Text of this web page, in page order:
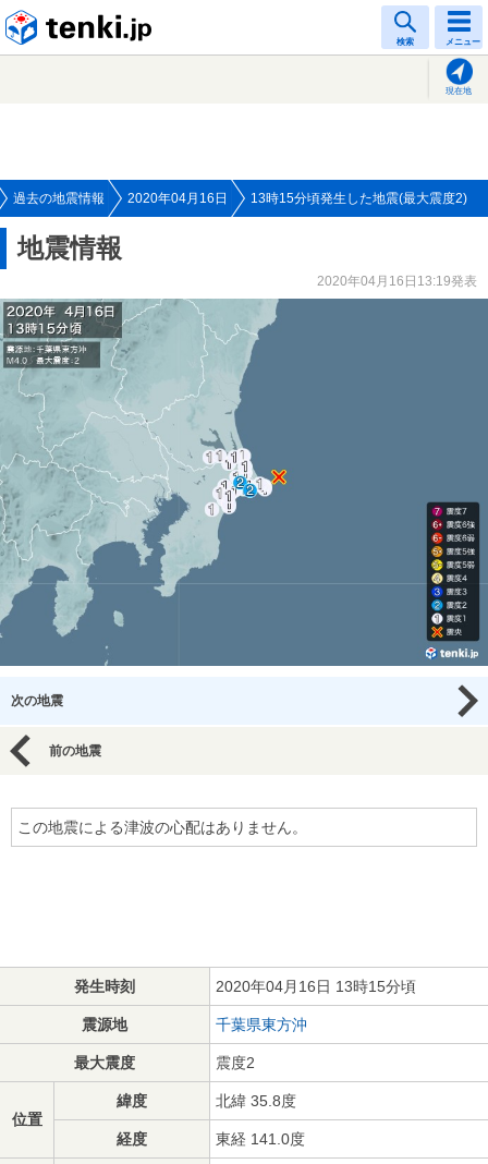
検索 メニュー
現在地
過去の地震情報 2020年04月16日 13時15分頃発生した地震(最大震度2)
地震情報
2020年04月16日13:19発表
次の地震
前の地震
この地震による津波の心配はありません。
発生時刻 2020年04月16日 13時15分頃
震源地 千葉県東方沖
最大震度 震度2
位置
緯度 北緯 35.8度
経度 東経 141.0度